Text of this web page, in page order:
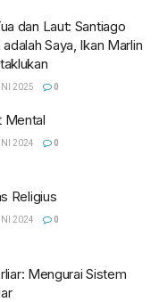
dan Laut: Santiago
Saya, Ikan Marlin
2025 0
Mental
2024 0
Religius
2024 0
Mengurai Sistem